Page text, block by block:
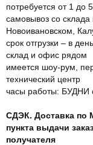
потребуется от 1 до
самовывоз со
Новоивановском,
срок отгрузки – в
склад и офис рядом
имеется шоу-рум,
технический центр
часы работы: БУДНИ
СДЭК. Доставка по
пункта выдачи
получателя